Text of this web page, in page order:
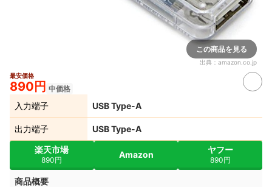
この商品を見る
出典： amazon.co.jp
最安価格
890円 中価格
入力端子 USB Type-A
出力端子
USB Type-A
楽天市場
890円
Amazon ヤフー
890円
商品概要